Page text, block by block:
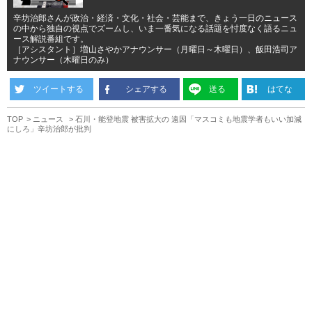
辛坊治郎さんが政治・経済・文化・社会・芸能まで、きょう一日のニュース
の中から独自の視点でズームし、いま一番気になる話題を忖度なく語るニュ
ース解説番組です。
［アシスタント］増山さやかアナウンサー（月曜日～木曜日）、飯田浩司ア
ナウンサー（木曜日のみ）
ツイートする シェアする 送る はてな
TOP ニュース
石川・能登地震 被害拡大の 遠因「マスコミも地震学者もいい加減
にしろ」辛坊治郎が批判